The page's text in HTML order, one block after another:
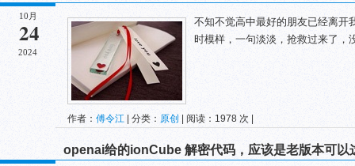
10月
24
2024
不知不觉高中最好的朋友已经离开
时模样，一句淡淡，抢救过来了，
作者： 傅令江 | 分类： 原创 | 阅读：1978 次 |
openai给的ionCube 解密代码，应该是老版本可以